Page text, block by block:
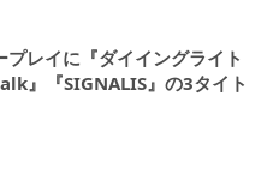
レイに『ダイイングライト
』『SIGNALIS』の3タイト